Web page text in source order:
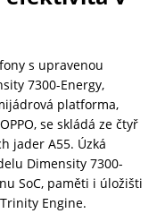
s upravenou
7300-Energy,
platforma,
se skládá ze čtyř
jader A55. Úzká
Dimensity 7300-
SoC, paměti i úložišti
Engine.